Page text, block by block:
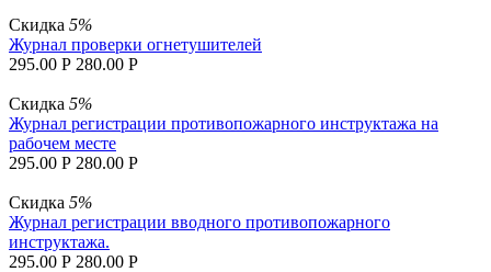
Скидка 5%
Журнал проверки огнетушителей
295.00 Р 280.00 Р
Скидка 5%
Журнал регистрации противопожарного инструктажа на
рабочем месте
295.00 Р 280.00 Р
Скидка 5%
Журнал регистрации вводного противопожарного
инструктажа.
295.00 Р 280.00 Р